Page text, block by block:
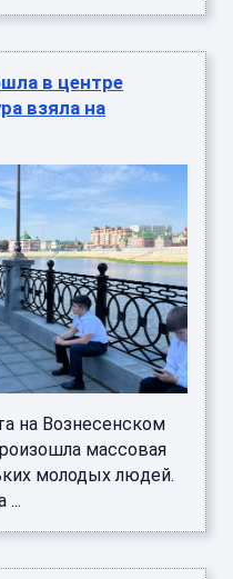
в центре
взяла на
на Вознесенском
массовая
молодых людей.
...